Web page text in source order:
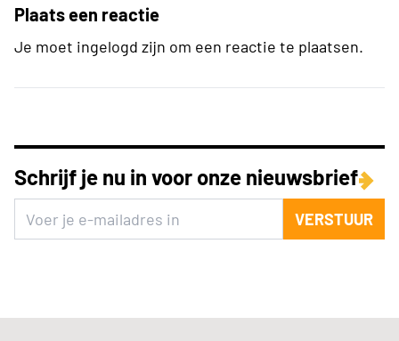
Plaats een reactie
Je moet ingelogd zijn om een reactie te plaatsen.
Schrijf je nu in voor onze nieuwsbrief
VERSTUUR